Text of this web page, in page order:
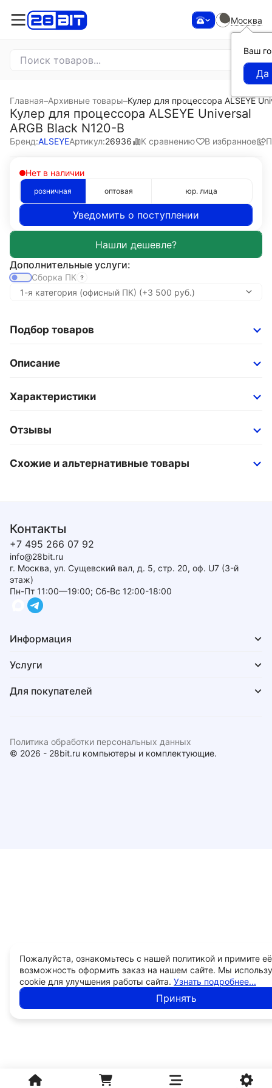
Москва
Ваш
Главная–Архивные товары–Кулер для процессора ALSEYE
Кулер для процессора ALSEYE Universal
ARGB Black N120-B
Бренд:ALSEYEАртикул:26936 К сравнению В избранное
Нет в наличии
розничная оптовая юр. лица
Уведомить о поступлении
Дополнительные услуги:
Сборка ПК
Подбор товаров
Описание
Характеристики
Отзывы
Схожие и альтернативные товары
Контакты
+7 495 266 07 92
info@28bit.ru
г. Москва, ул. Сущевский вал, д. 5, стр. 20, оф. U7 (3-й
этаж)
Пн-Пт 11:00—19:00; Сб-Вс 12:00-18:00
Информация
Услуги
Для покупателей
© 2026 - 28bit.ru компьютеры и комплектующие.
Политика обработки персональных данных
Пожалуйста, ознакомьтесь с нашей политикой и примите
возможность оформить заказ на нашем сайте. Мы
cookie для улучшения работы сайта. Узнать подробнее...
Принять